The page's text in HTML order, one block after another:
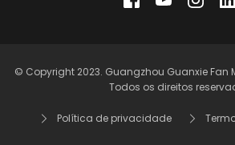
© Copyright 2023. Guangzhou Guanxie Fan
Todos os direitos
Política de privacidade